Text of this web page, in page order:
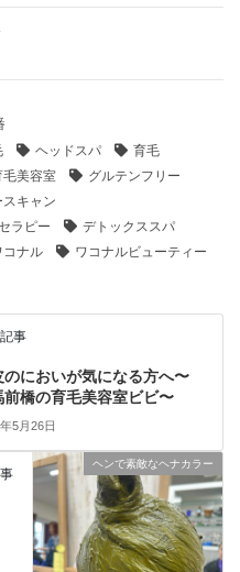
ヘッドスパ
育毛
毛美容室
グルテンフリー
スキャン
ラピー
デトックススパ
コナル ワコナルビューティー
事
のにおいが気になる方へ〜
前橋の育毛美容室ビビ〜
5月26日
ヘンで素敵なヘナカラー